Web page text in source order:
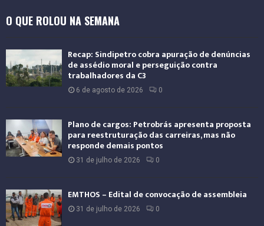
O QUE ROLOU NA SEMANA
Recap: Sindipetro cobra apuração de denúncias
de assédio moral e perseguição contra
trabalhadores da C3
6 de agosto de 2026 0
Plano de cargos: Petrobrás apresenta proposta
para reestruturação das carreiras, mas não
responde demais pontos
31 de julho de 2026 0
EMTHOS – Edital de convocação de assembleia
31 de julho de 2026 0